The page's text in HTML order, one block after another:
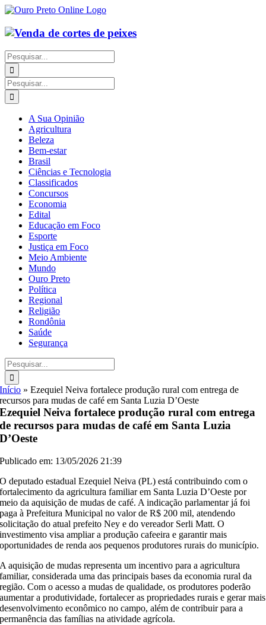
Ir
o
conteúdo
Buscar
resultados
para:
Buscar
resultados
para:
A Sua Opinião
Agricultura
Beleza
Bem-estar
Brasil
Ciências e Tecnologia
Classificados
Concursos
Economia
Edital
Educação em Foco
Esporte
Justiça em Foco
Meio Ambiente
Mundo
Ouro Preto
Política
Regional
Religião
Rondônia
Saúde
Segurança
Buscar
resultados
para:
Início »Ezequiel Neiva fortalece produção rural com entrega de
recursos para mudas de café em Santa Luzia D’Oeste
Ezequiel Neiva fortalece produção rural com entrega
de recursos para mudas de café em Santa Luzia
D’Oeste
Publicado em: 13/05/2026 21:39
O deputado estadual Ezequiel Neiva (PL) está contribuindo com o
fortalecimento da agricultura familiar em Santa Luzia D’Oeste por
meio da aquisição de mudas de café. A indicação parlamentar já foi
paga à Prefeitura Municipal no valor de R$ 200 mil, atendendo
solicitação do atual prefeito Ney e do vereador Serli Matt. O
investimento visa ampliar a produção cafeeira e garantir mais
oportunidades de renda aos pequenos produtores rurais do município.
A aquisição de mudas representa um incentivo para a agricultura
familiar, considerada uma das principais bases da economia rural da
região. Com o acesso a mudas de qualidade, os produtores poderão
aumentar a produtividade, fortalecer as propriedades rurais e gerar mais
desenvolvimento econômico no campo, além de contribuir para a
permanência das famílias na atividade agrícola.